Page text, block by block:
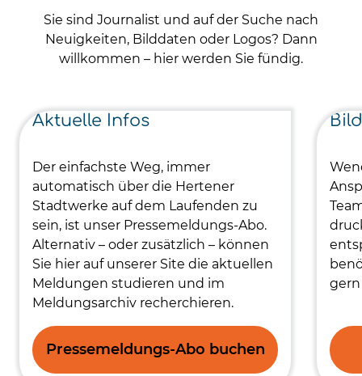
Sie sind Journalist und auf der Suche nach
Neuigkeiten, Bilddaten oder Logos? Dann
willkommen – hier werden Sie fündig.
Aktuelle Infos
Der einfachste Weg, immer
automatisch über die Hertener
Stadtwerke auf dem Laufenden zu
sein, ist unser Pressemeldungs-Abo.
Alternativ – oder zusätzlich – können
Sie hier auf unserer Site die aktuellen
Meldungen studieren und im
Meldungsarchiv recherchieren.
Pressemeldungs-Abo buchen
gern